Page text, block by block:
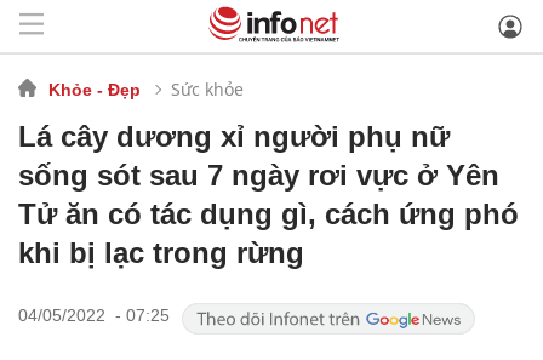
Khỏe - Đẹp Sức khỏe
Lá cây dương xỉ người phụ nữ
sống sót sau 7 ngày rơi vực ở Yên
Tử ăn có tác dụng gì, cách ứng phó
khi bị lạc trong rừng
04/05/2022 - 07:25